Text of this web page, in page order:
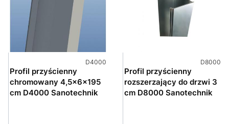
Kod produktu
D4000
Profil przyścienny
chromowany 4,5x6x195
cm D4000 Sanotechnik
Kod
D8000
Profil przyścienny
rozszerzający do drzwi 3
cm D8000 Sanotechnik